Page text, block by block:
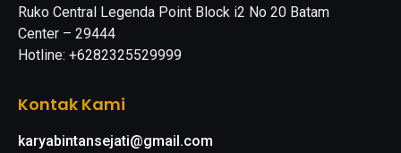
Ruko Central Legenda Point Block i2 No 20 Batam
Center – 29444
Hotline: +6282325529999
Kontak Kami
karyabintansejati@gmail.com